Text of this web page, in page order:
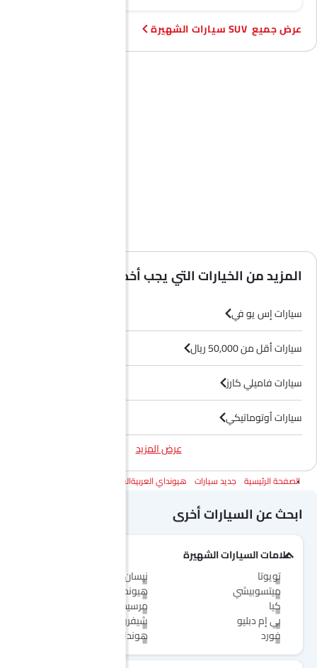
SUV سيارات الشهيرة
المزيد من الخيارات التي يجب أخذها في الاعتبار
سيارات إس يو في
سيارات أقل من 50,000 ريال
سيارات فاميلي كارز
سيارات أوتوماتيكي
سيارات بين 2000 سى سى و 3000 سى سى
عرض المزيد
الصفحة الرئيسية جديد سيارات هيونداي العربيةالسعودية
ابحث عن السيارات أخرى
علامات السيارات الشهيرة
تويوتا
نيسان
ميتسوبيشي
هيونداي
كيا
مرسيدس-بنز
بي إم دبليو
شيفروليه
فورد
هوندا